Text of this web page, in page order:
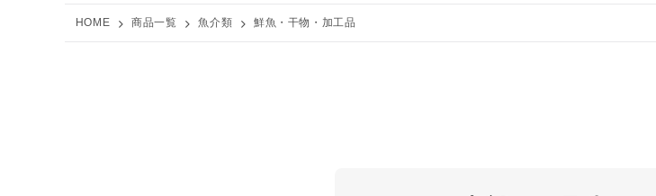
HOME 商品一覧 魚介類 鮮魚・干物・加工品